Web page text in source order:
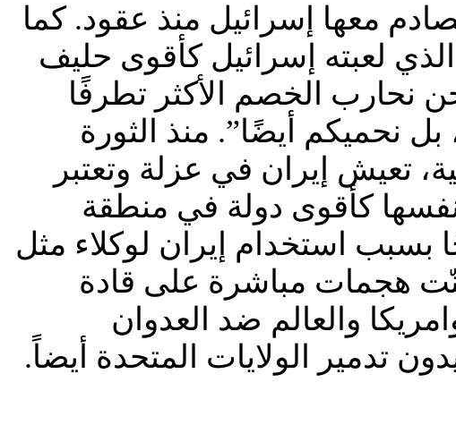
معها إسرائيل منذ عقود. كما
لعبته إسرائيل كأقوى حليف
نحارب الخصم الأكثر تطرفًا
نحميكم أيضًا”. منذ الثورة
شيعية، تعيش إيران في عزلة وتعتبر
نفسها كأقوى دولة في منطقة
بسبب استخدام إيران لوكلاء مثل
هجمات مباشرة على قادة
والعالم ضد العدوان
تدمير الولايات المتحدة أيضاً.